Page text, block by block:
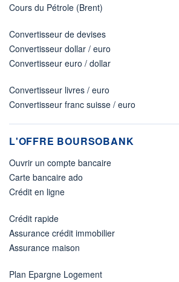
Cours du Pétrole (Brent)
Convertisseur de devises
Convertisseur dollar / euro
Convertisseur euro / dollar
Convertisseur livres / euro
Convertisseur franc suisse / euro
L'OFFRE BOURSOBANK
Ouvrir un compte bancaire
Carte bancaire ado
Crédit en ligne
Crédit rapide
Assurance crédit immobilier
Assurance maison
Plan Epargne Logement